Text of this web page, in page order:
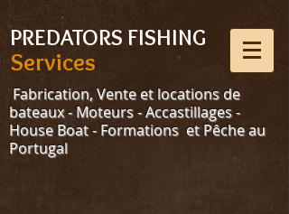
Select Language
PREDATORS FISHING
Services
Fabrication, Vente et locations de
bateaux - Moteurs - Accastillages -
House Boat - Formations et Pêche au
Portugal